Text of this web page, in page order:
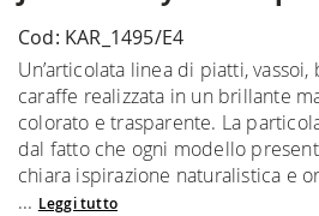
Cod: KAR_1495/E4
Un’articolata linea di piatti,
caraffe realizzata in un brillante
colorato e trasparente. La
dal fatto che ogni modello
chiara ispirazione naturalistica e
... Leggi tutto
galleria
di
immagini